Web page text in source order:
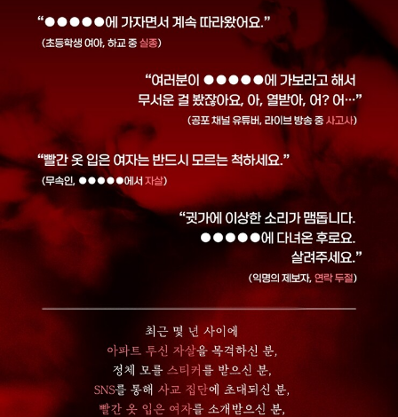
출간된 단행본을 일부 개작해 현지에서는 문고판으로 출간된 작품으
로, 괴담을 주요 소재로 한 기본 골자는 유지하되 인물 설정과 결말을
변주해 색다른 층위의 공포를 구축한다. 괴이한 존재에 사로잡힐 수
밖에 없는 인간의 애처로운 광기를 주제로 다시 한번 되살아난 이 작
품은 세스지의 충격적 데뷔작이 결코 끝나지 않은 이야기임을 증명한